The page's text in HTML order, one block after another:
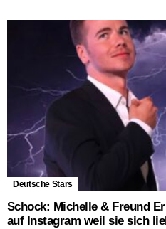
Deutsche Stars
Schock: Michelle & Freund
auf Instagram weil sie sich